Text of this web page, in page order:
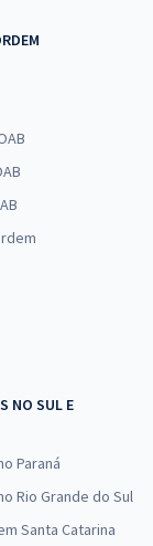
NO SUL E
Paraná
Rio Grande do Sul
Santa Catarina